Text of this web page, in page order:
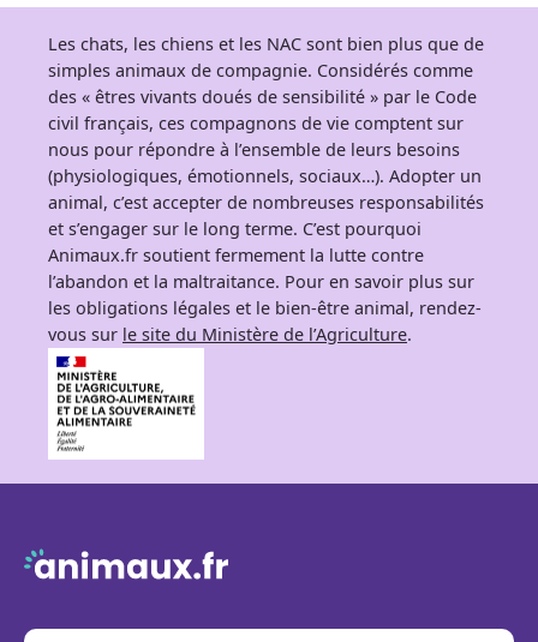
Les chats, les chiens et les NAC sont bien plus que de
simples animaux de compagnie. Considérés comme
des « êtres vivants doués de sensibilité » par le Code
civil français, ces compagnons de vie comptent sur
nous pour répondre à l’ensemble de leurs besoins
(physiologiques, émotionnels, sociaux…). Adopter un
animal, c’est accepter de nombreuses responsabilités
et s’engager sur le long terme. C’est pourquoi
Animaux.fr soutient fermement la lutte contre
l’abandon et la maltraitance. Pour en savoir plus sur
les obligations légales et le bien-être animal, rendez-
vous sur le site du Ministère de l’Agriculture.